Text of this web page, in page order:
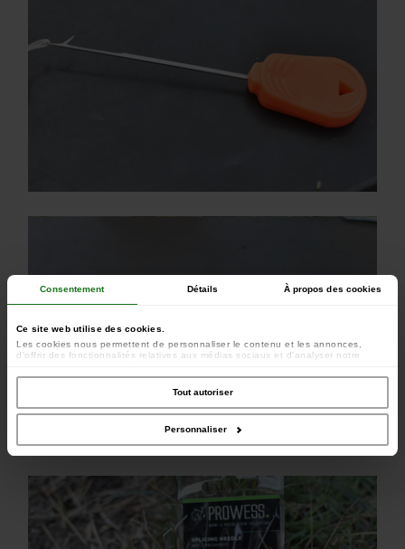
Consentement Détails À propos des cookies
Ce site web utilise des cookies.
Les cookies nous permettent de personnaliser le contenu et les annonces,
d'offrir des fonctionnalités relatives aux médias sociaux et d'analyser notre
avec nos partenaires de médias sociaux, de publicité et d'analyse, qui peuvent
combiner celles-ci avec d'autres informations que vous leur avez fournies ou
qu'ils ont collectées lors de votre utilisation de leurs services.
Tout autoriser
Personnaliser